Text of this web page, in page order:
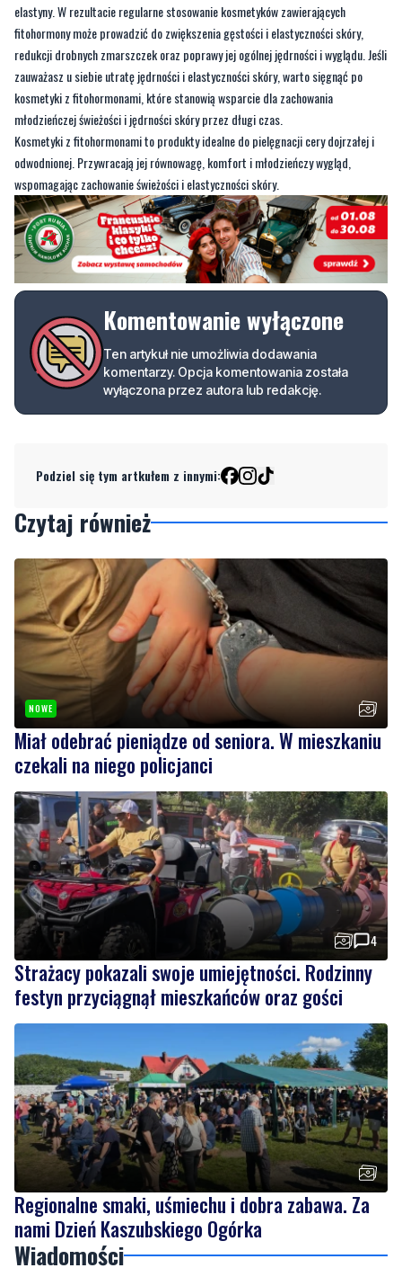
zauważasz u siebie utratę jędrności i elastyczności skóry, warto sięgnąć po
kosmetyki z fitohormonami, które stanowią wsparcie dla zachowania
młodzieńczej świeżości i jędrności skóry przez długi czas.
Kosmetyki z fitohormonami to produkty idealne do pielęgnacji cery dojrzałej i
odwodnionej. Przywracają jej równowagę, komfort i młodzieńczy wygląd,
wspomagając zachowanie świeżości i elastyczności skóry.
Komentowanie wyłączone
Ten artykuł nie umożliwia dodawania
wyłączona przez autora lub redakcję.
Podziel się tym artkułem z innymi:
NOWE
Miał odebrać pieniądze od seniora. W mieszkaniu
czekali na niego policjanci
4
Strażacy pokazali swoje umiejętności. Rodzinny
festyn przyciągnął mieszkańców oraz gości
Regionalne smaki, uśmiechu i dobra zabawa. Za
nami Dzień Kaszubskiego Ogórka
Wiadomości
NOWE niedziela, 9 sierpnia 2026
Miał odebrać pieniądze od seniora. W
mieszkaniu czekali na niego policjanci